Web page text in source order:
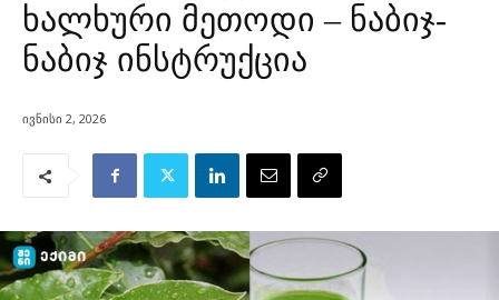
ხალხური მეთოდი – ნაბიჯ-
ნაბიჯ ინსტრუქცია
ივნისი 2, 2026